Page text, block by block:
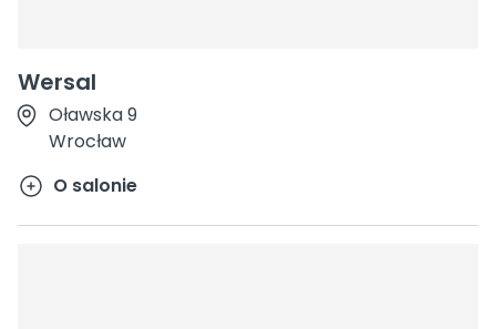
Wersal
Oławska 9
Wrocław
O salonie